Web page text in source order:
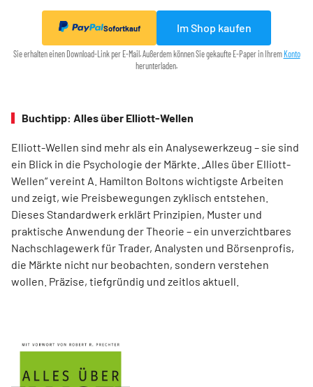
Sofortkauf Im Shop kaufen
Sie erhalten einen Download-Link per E-Mail. Außerdem können Sie gekaufte E-Paper in Ihrem Konto
herunterladen.
Buchtipp: Alles über Elliott-Wellen
Elliott-Wellen sind mehr als ein Analysewerkzeug – sie sind
ein Blick in die Psychologie der Märkte. „Alles über Elliott-
Wellen“ vereint A. Hamilton Boltons wichtigste Arbeiten
und zeigt, wie Preisbewegungen zyklisch entstehen.
Dieses Standardwerk erklärt Prinzipien, Muster und
praktische Anwendung der Theorie – ein unverzichtbares
Nachschlagewerk für Trader, Analysten und Börsenprofis,
die Märkte nicht nur beobachten, sondern verstehen
wollen. Präzise, tiefgründig und zeitlos aktuell.